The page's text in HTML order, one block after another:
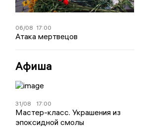
06/08 17:00
Атака мертвецов
Афиша
31/08 17:00
Мастер-класс. Украшения из
эпоксидной смолы